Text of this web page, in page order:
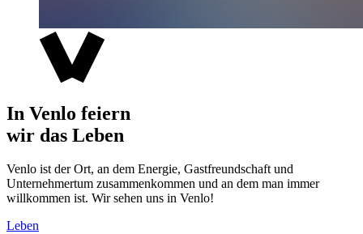
In Venlo feiern
wir das Leben
Venlo ist der Ort, an dem Energie, Gastfreundschaft und
Unternehmertum zusammenkommen und an dem man immer
willkommen ist. Wir sehen uns in Venlo!
Leben